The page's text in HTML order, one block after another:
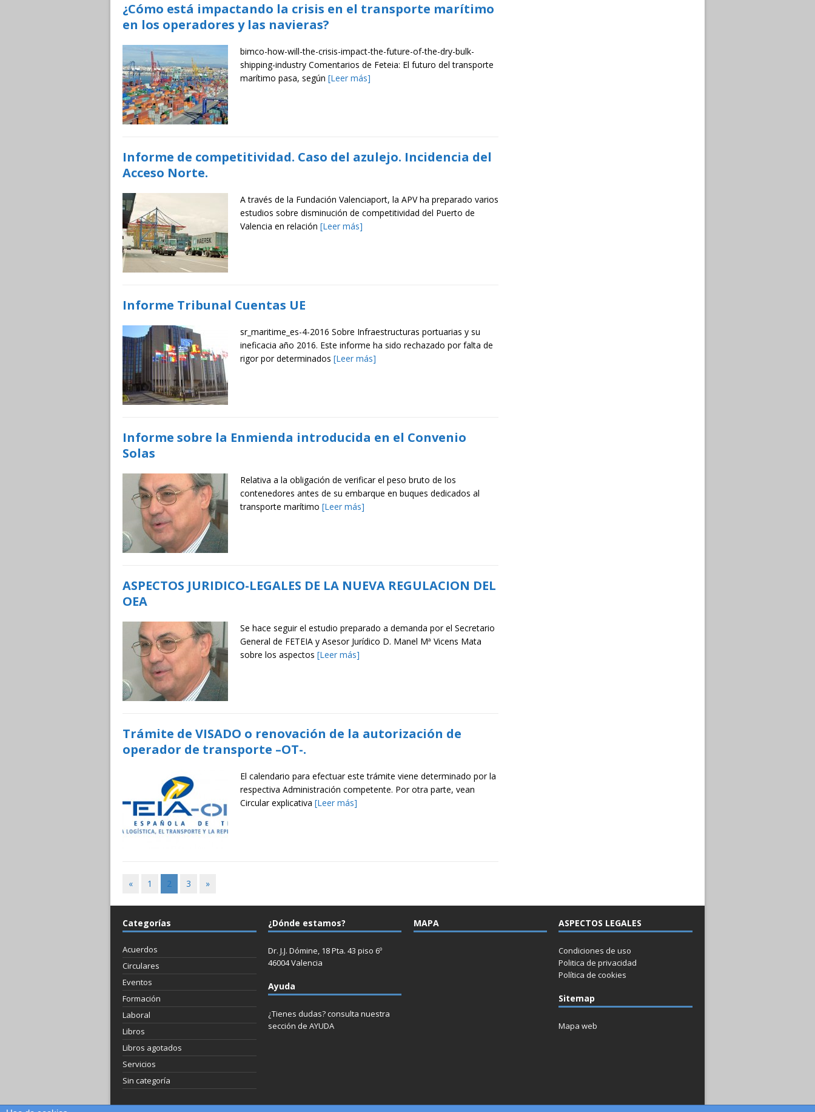
¿Cómo está impactando la crisis en el transporte marítimo
en los operadores y las navieras?
bimco-how-will-the-crisis-impact-the-future-of-the-dry-bulk-
shipping-industry Comentarios de Feteia: El futuro del transporte
marítimo pasa, según [Leer más]
Informe de competitividad. Caso del azulejo. Incidencia del
Acceso Norte.
A través de la Fundación Valenciaport, la APV ha preparado varios
estudios sobre disminución de competitividad del Puerto de
Valencia en relación [Leer más]
Informe Tribunal Cuentas UE
sr_maritime_es-4-2016 Sobre Infraestructuras portuarias y su
ineficacia año 2016. Este informe ha sido rechazado por falta de
rigor por determinados [Leer más]
Informe sobre la Enmienda introducida en el Convenio
Solas
Relativa a la obligación de verificar el peso bruto de los
contenedores antes de su embarque en buques dedicados al
transporte marítimo [Leer más]
ASPECTOS JURIDICO-LEGALES DE LA NUEVA REGULACION DEL
OEA
Se hace seguir el estudio preparado a demanda por el Secretario
General de FETEIA y Asesor Jurídico D. Manel Mª Vicens Mata
sobre los aspectos [Leer más]
Trámite de VISADO o renovación de la autorización de
operador de transporte –OT-.
El calendario para efectuar este trámite viene determinado por la
respectiva Administración competente. Por otra parte, vean
Circular explicativa [Leer más]
« 1 2 3 »
Categorías
Acuerdos
Circulares
Eventos
Formación
Laboral
Libros
Libros agotados
Servicios
Sin categoría
¿Dónde estamos?
Dr. J.J. Dómine, 18 Pta. 43 piso 6º
46004 Valencia
Ayuda
¿Tienes dudas? consulta nuestra
sección de AYUDA
MAPA ASPECTOS LEGALES
Condiciones de uso
Politica de privacidad
Política de cookies
Sitemap
Mapa web